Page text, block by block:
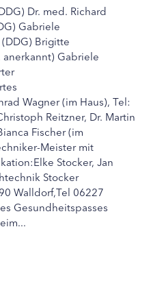
Dr. med. Richard
Gabriele
Brigitte
Gabriele
Wagner (im Haus), Tel:
Reitzner, Dr. Martin
Fischer (im
Meister mit
Stocker, Jan
Stocker
Walldorf,Tel 06227
Gesundheitspasses